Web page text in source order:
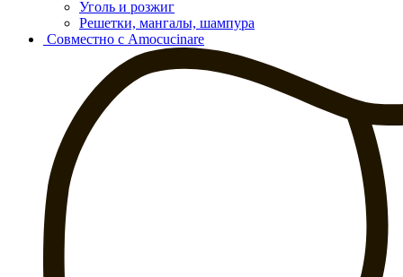
Уголь и розжиг
Решетки, мангалы, шампура
Совместно с Amocucinare